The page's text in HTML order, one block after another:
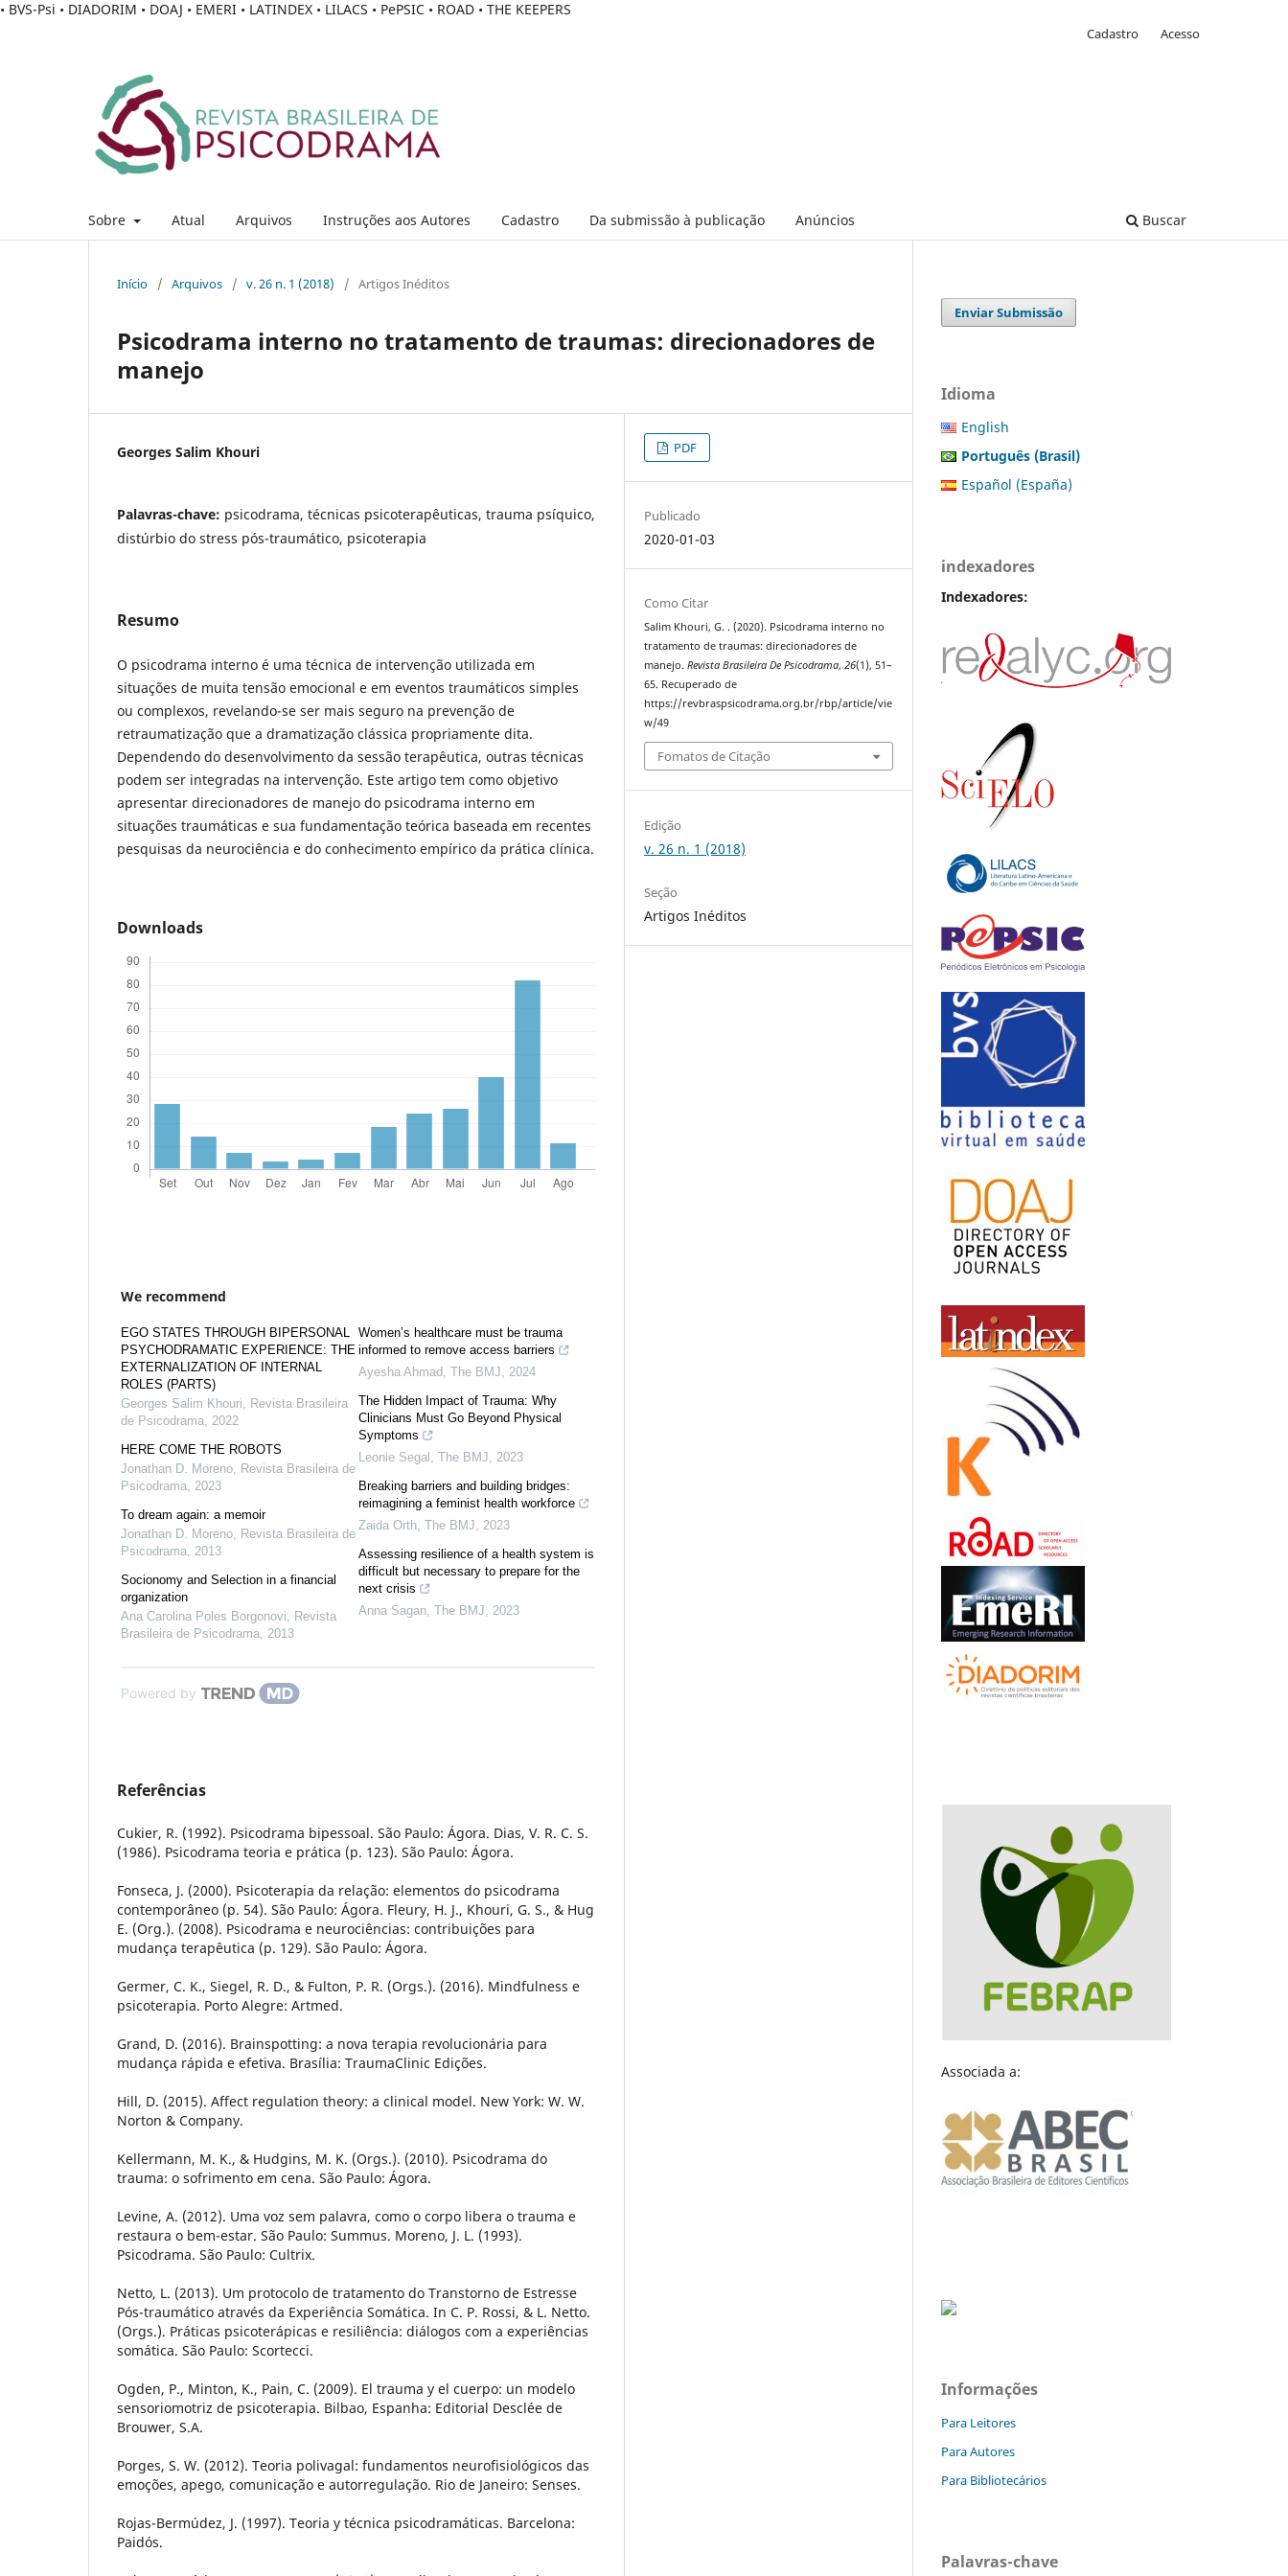
• BVS-Psi • DIADORIM • DOAJ • EMERI • LATINDEX • LILACS • PePSIC • ROAD • THE KEEPERS
Sobre Atual Arquivos Instruções aos Autores Cadastro Da submissão à publicação Anúncios Buscar
Cadastro Acesso
Início / Arquivos / v. 26 n. 1 (2018) / Artigos Inéditos
Psicodrama interno no tratamento de traumas: direcionadores de
manejo
Georges Salim Khouri
Palavras-chave: psicodrama, técnicas psicoterapêuticas, trauma psíquico,
distúrbio do stress pós-traumático, psicoterapia
Resumo
O psicodrama interno é uma técnica de intervenção utilizada em
situações de muita tensão emocional e em eventos traumáticos simples
ou complexos, revelando-se ser mais seguro na prevenção de
retraumatização que a dramatização clássica propriamente dita.
Dependendo do desenvolvimento da sessão terapêutica, outras técnicas
podem ser integradas na intervenção. Este artigo tem como objetivo
apresentar direcionadores de manejo do psicodrama interno em
situações traumáticas e sua fundamentação teórica baseada em recentes
pesquisas da neurociência e do conhecimento empírico da prática clínica.
Downloads
We recommend
EGO STATES THROUGH BIPERSONAL
PSYCHODRAMATIC EXPERIENCE: THE
EXTERNALIZATION OF INTERNAL
ROLES (PARTS)
Georges Salim Khouri
Revista Brasileira
de Psicodrama 2022
HERE COME THE ROBOTS
Jonathan D. Moreno
Revista Brasileira de
Psicodrama 2023
To dream again: a memoir
Jonathan D. Moreno
Revista Brasileira de
Psicodrama 2013
Socionomy and Selection in a financial
organization
Ana Carolina Poles Borgonovi
Revista
Brasileira de Psicodrama 2013
Women’s healthcare must be trauma
informed to remove access barriers
Ayesha Ahmad
The BMJ
2024
The Hidden Impact of Trauma: Why
Clinicians Must Go Beyond Physical
Symptoms
Leonie Segal
The BMJ
2023
Breaking barriers and building bridges:
reimagining a feminist health workforce
Zaida Orth, The BMJ
2023
Assessing resilience of a health system is
difficult but necessary to prepare for the
next crisis
Anna Sagan, The BMJ 2023
Powered by
Referências
Cukier, R. (1992). Psicodrama bipessoal. São Paulo: Ágora. Dias, V. R. C. S.
(1986). Psicodrama teoria e prática (p. 123). São Paulo: Ágora.
Fonseca, J. (2000). Psicoterapia da relação: elementos do psicodrama
contemporâneo (p. 54). São Paulo: Ágora. Fleury, H. J., Khouri, G. S., & Hug
E. (Org.). (2008). Psicodrama e neurociências: contribuições para
mudança terapêutica (p. 129). São Paulo: Ágora.
Germer, C. K., Siegel, R. D., & Fulton, P. R. (Orgs.). (2016). Mindfulness e
psicoterapia. Porto Alegre: Artmed.
Grand, D. (2016). Brainspotting: a nova terapia revolucionária para
mudança rápida e efetiva. Brasília: TraumaClinic Edições.
Hill, D. (2015). Affect regulation theory: a clinical model. New York: W. W.
Norton & Company.
Kellermann, M. K., & Hudgins, M. K. (Orgs.). (2010). Psicodrama do
trauma: o sofrimento em cena. São Paulo: Ágora.
Levine, A. (2012). Uma voz sem palavra, como o corpo libera o trauma e
restaura o bem-estar. São Paulo: Summus. Moreno, J. L. (1993).
Psicodrama. São Paulo: Cultrix.
Netto, L. (2013). Um protocolo de tratamento do Transtorno de Estresse
Pós-traumático através da Experiência Somática. In C. P. Rossi, & L. Netto.
(Orgs.). Práticas psicoterápicas e resiliência: diálogos com a experiências
somática. São Paulo: Scortecci.
Ogden, P., Minton, K., Pain, C. (2009). El trauma y el cuerpo: un modelo
sensoriomotriz de psicoterapia. Bilbao, Espanha: Editorial Desclée de
Brouwer, S.A.
Porges, S. W. (2012). Teoria polivagal: fundamentos neurofisiológicos das
emoções, apego, comunicação e autorregulação. Rio de Janeiro: Senses.
Rojas-Bermúdez, J. (1997). Teoria y técnica psicodramáticas. Barcelona:
Paidós.
PDF
Publicado
2020-01-03
Como Citar
Salim Khouri, G. . (2020). Psicodrama interno no
tratamento de traumas: direcionadores de
manejo.Revista Brasileira De Psicodrama,26(1), 51–
65. Recuperado de
https://revbraspsicodrama.org.br/rbp/article/vie
w/49
Fomatos de Citação
Edição
v. 26 n. 1 (2018)
Seção
Artigos Inéditos
Enviar Submissão
Idioma
English
Português (Brasil)
Español (España)
indexadores
Indexadores:
Associada a:
Informações
Para Leitores
Para Autores
Para Bibliotecários
Palavras-chave